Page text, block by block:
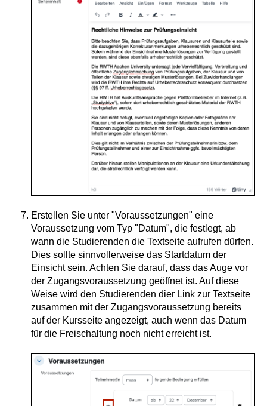
Erstellen Sie unter "Voraussetzungen" eine
Voraussetzung vom Typ "Datum", die festlegt, ab
wann die Studierenden die Textseite aufrufen dürfen.
Dies sollte sinnvollerweise das Startdatum der
Einsicht sein. Achten Sie darauf, dass das Auge vor
der Zugangsvoraussetzung geöffnet ist. Auf diese
Weise wird den Studierenden dier Link zur Textseite
zusammen mit der Zugangsvoraussetzung bereits
auf der Kursseite angezeigt, auch wenn das Datum
für die Freischaltung noch nicht erreicht ist.